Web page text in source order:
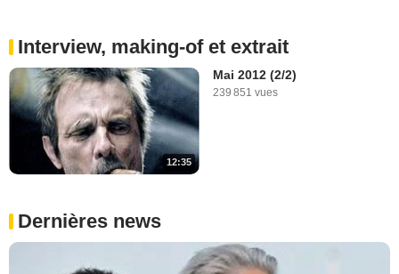
Interview, making-of et extrait
12:35
Mai 2012 (2/2)
239 851 vues
Dernières news